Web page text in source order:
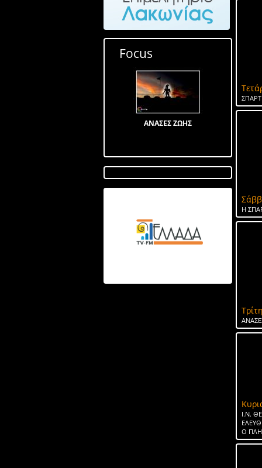
Focus
ΑΝΑΣΕΣ ΖΩΗΣ
ΤΟ ΝΕΡΟ ΤΗΣ ΣΠΑΡΤΗΣ
Η
Ι.Ν.
Ο